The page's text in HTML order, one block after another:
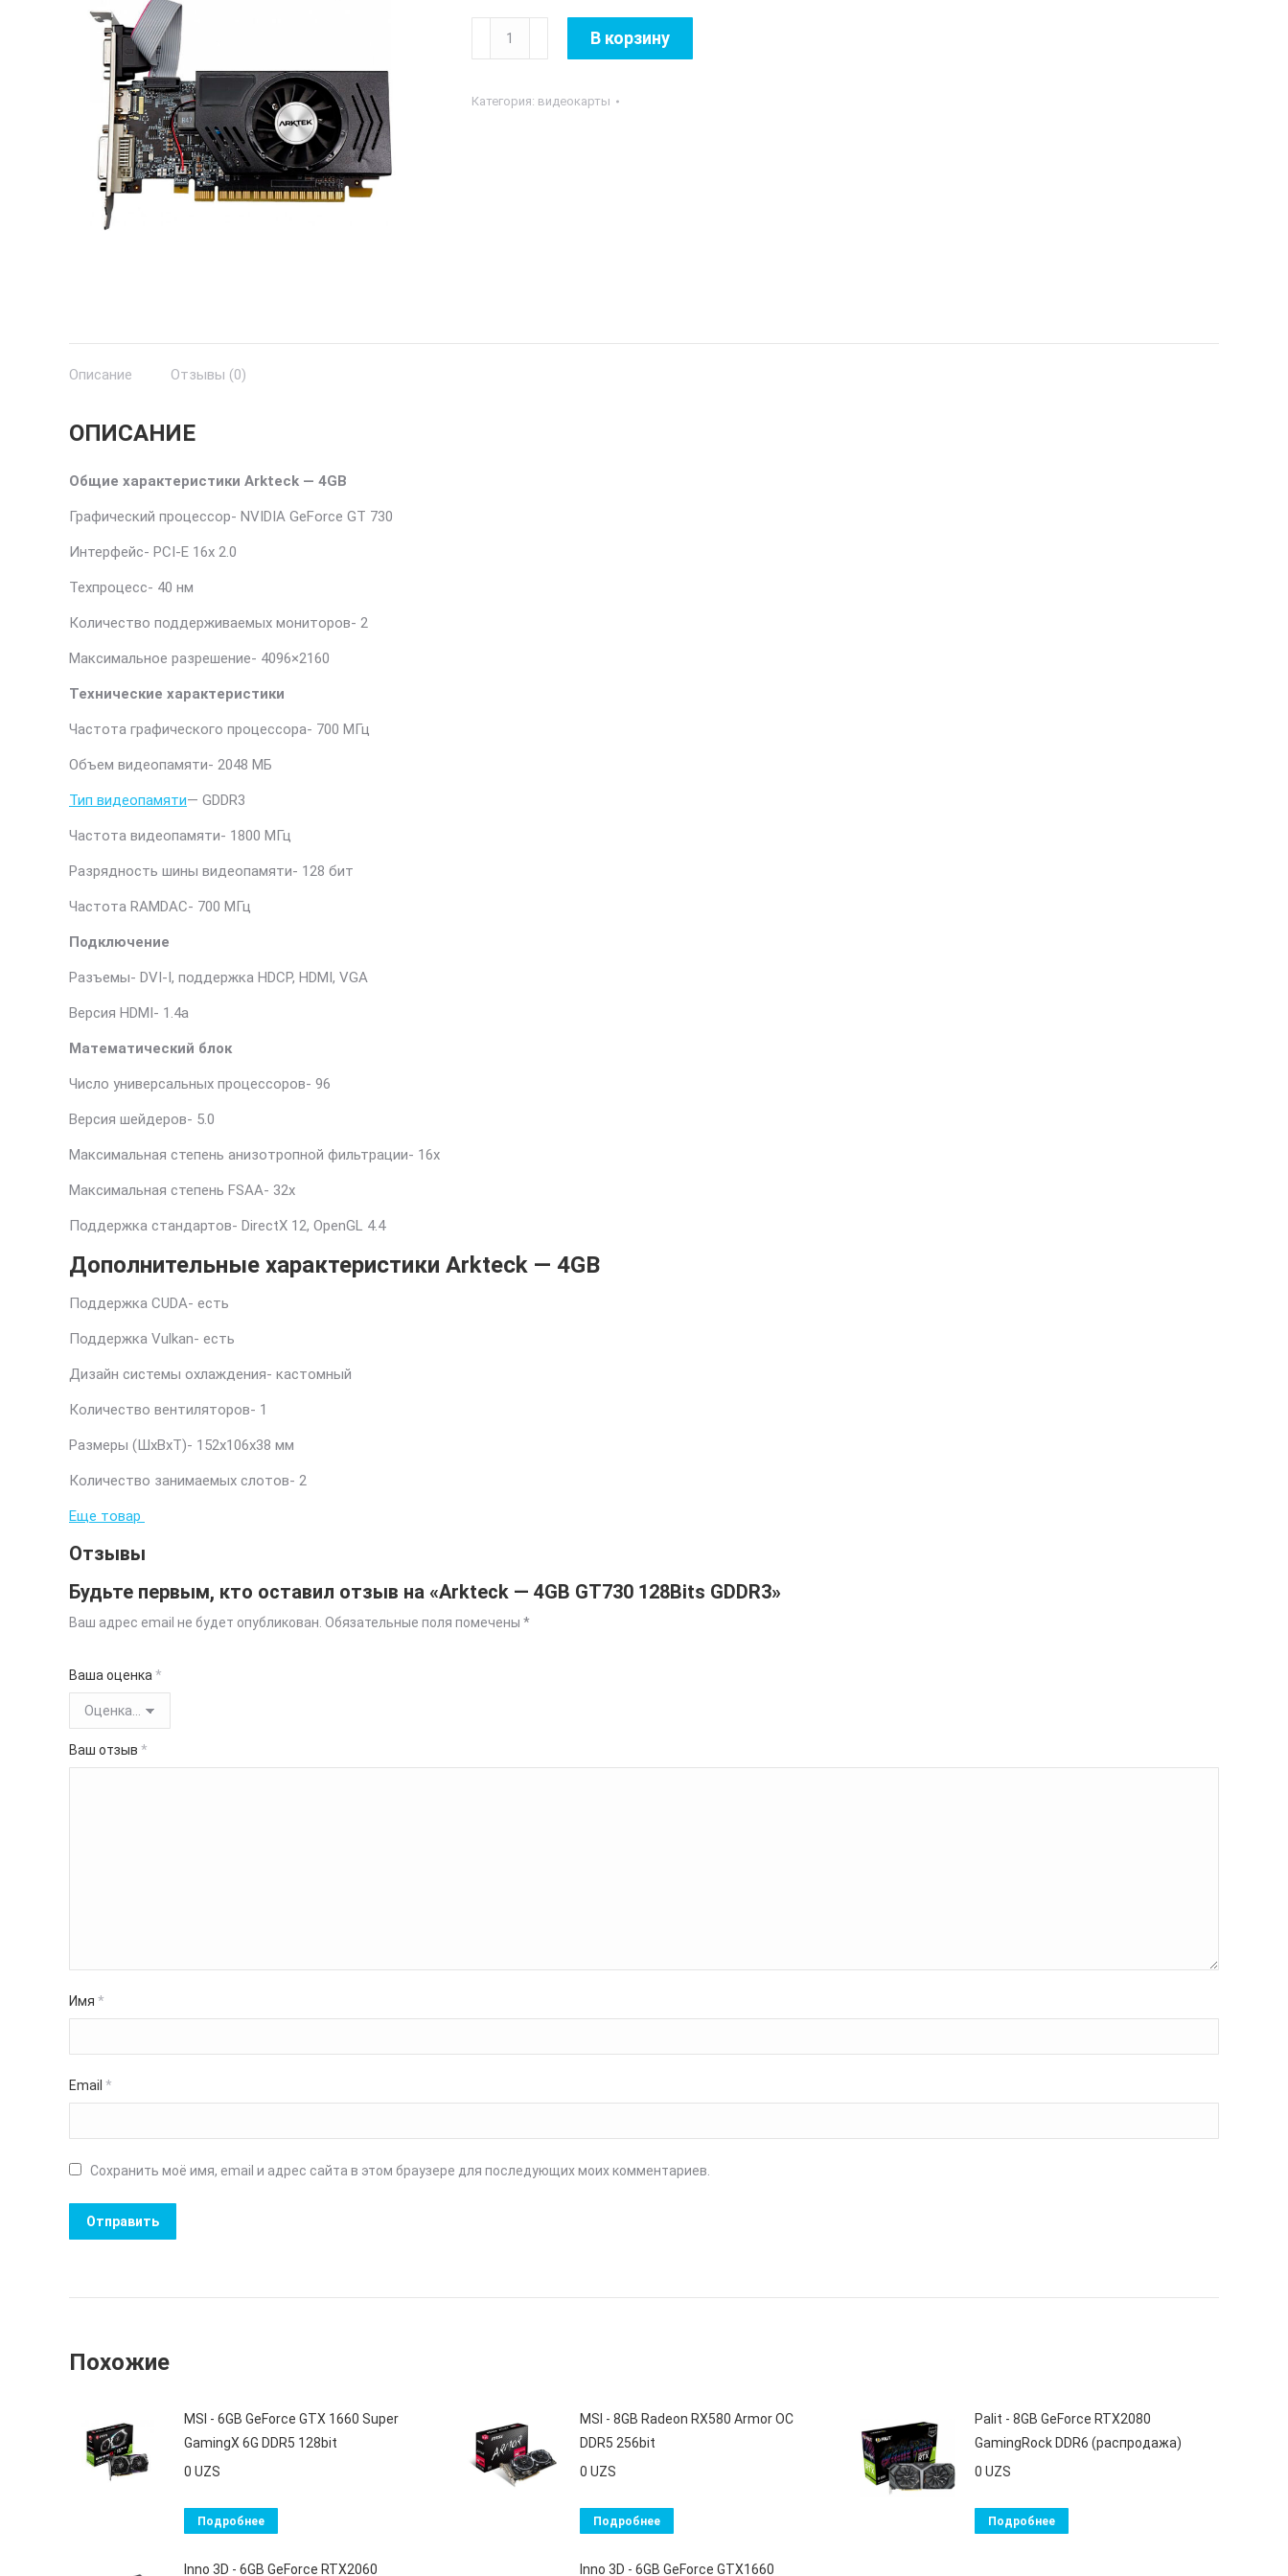
Количество
товара
-
В корзину
Категория: видеокарты
Описание Отзывы (0)
ОПИСАНИЕ
Общие характеристики Arkteck — 4GB
Графический процессор- NVIDIA GeForce GT 730
Интерфейс- PCI-E 16x 2.0
Техпроцесс- 40 нм
Количество поддерживаемых мониторов- 2
Максимальное разрешение- 4096×2160
Технические характеристики
Частота графического процессора- 700 МГц
Объем видеопамяти- 2048 МБ
Тип видеопамяти— GDDR3
Частота видеопамяти- 1800 МГц
Разрядность шины видеопамяти- 128 бит
Частота RAMDAC- 700 МГц
Подключение
Разъемы- DVI-I, поддержка HDCP, HDMI, VGA
Версия HDMI- 1.4a
Математический блок
Число универсальных процессоров- 96
Версия шейдеров- 5.0
Максимальная степень анизотропной фильтрации- 16x
Максимальная степень FSAA- 32x
Поддержка стандартов- DirectX 12, OpenGL 4.4
Дополнительные характеристики Arkteck — 4GB
Поддержка CUDA- есть
Поддержка Vulkan- есть
Дизайн системы охлаждения- кастомный
Количество вентиляторов- 1
Размеры (ШxВxТ)- 152x106x38 мм
Количество занимаемых слотов- 2
Еще товар
Отзывы
Будьте первым, кто оставил отзыв на «Arkteck — 4GB GT730 128Bits GDDR3»
Ваш адрес email не будет опубликован. Обязательные поля помечены *
Ваша оценка *
Ваш отзыв *
Имя *
Email *
Сохранить моё имя, email и адрес сайта в этом браузере для последующих моих комментариев.
Похожие
MSI - 6GB GeForce GTX 1660 Super
GamingX 6G DDR5 128bit
0 UZS
Подробнее
MSI - 8GB Radeon RX580 Armor OC
DDR5 256bit
0 UZS
Подробнее
Palit - 8GB GeForce RTX2080
GamingRock DDR6 (распродажа)
0 UZS
Подробнее
Inno 3D - 6GB GeForce RTX2060 Inno 3D - 6GB GeForce GTX1660